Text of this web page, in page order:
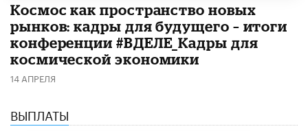
Космос как пространство новых
рынков: кадры для будущего – итоги
конференции #ВДЕЛЕ_Кадры для
космической экономики
14 АПРЕЛЯ
ВЫПЛАТЫ